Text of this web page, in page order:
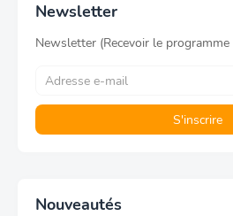
Newsletter
Newsletter (Recevoir le
Nouveautés